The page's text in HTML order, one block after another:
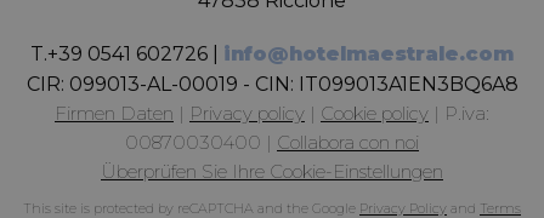
T.+39 0541 602726
info@hotelmaestrale.com
CIR: 099013-AL-00019 - CIN: IT099013A1EN3BQ6A8
Firmen Daten | Privacy policy | Cookie policy | P.iva:
00870030400 | Collabora con noi
Überprüfen Sie Ihre Cookie-Einstellungen
This site is protected by reCAPTCHA and the Google Privacy Policy and Terms